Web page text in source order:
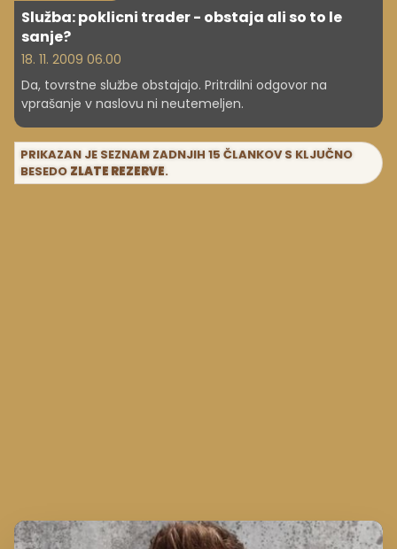
Služba: poklicni trader - obstaja ali so to le
sanje?
18. 11. 2009 06.00
Da, tovrstne službe obstajajo. Pritrdilni odgovor na
vprašanje v naslovu ni neutemeljen.
PRIKAZAN JE SEZNAM ZADNJIH 15 ČLANKOV S KLJUČNO
BESEDO ZLATE REZERVE.